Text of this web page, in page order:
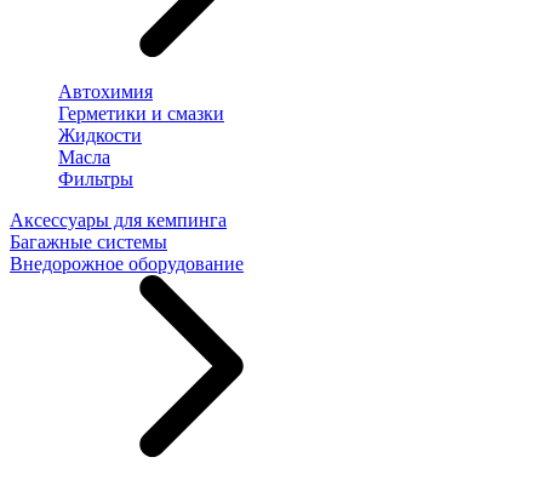
Автохимия
Герметики и смазки
Жидкости
Масла
Фильтры
Аксессуары для кемпинга
Багажные системы
Внедорожное оборудование